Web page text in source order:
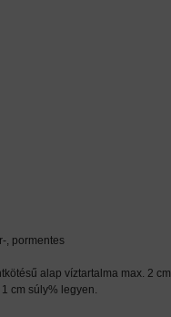
, pormentes
alap víztartalma max. 2 cm
cm súly% legyen.